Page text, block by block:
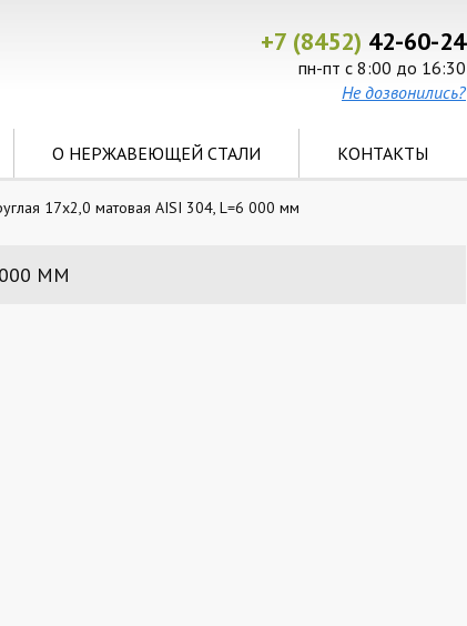
+7 (8452) 42-60-24
пн-пт с 8:00 до 16:30
Не дозвонились?
О НЕРЖАВЕЮЩЕЙ СТАЛИ КОНТАКТЫ
17х2,0 матовая AISI 304, L=6 000 мм
ММ